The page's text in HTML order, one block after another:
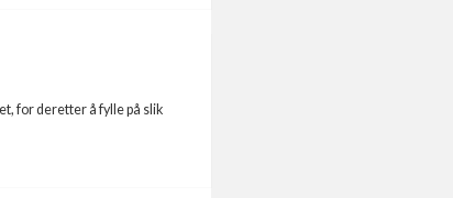
for deretter å fylle på slik